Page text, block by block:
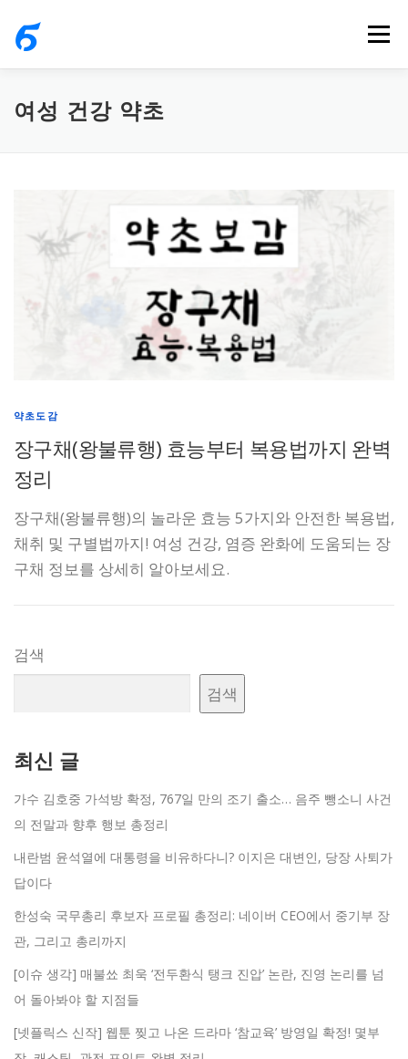
메뉴
여성 건강 약초
약초도감
장구채(왕불류행) 효능부터 복용법까지 완벽
정리
장구채(왕불류행)의 놀라운 효능 5가지와 안전한 복용법,
채취 및 구별법까지! 여성 건강, 염증 완화에 도움되는 장
구채 정보를 상세히 알아보세요.
검색
검색
최신 글
가수 김호중 가석방 확정, 767일 만의 조기 출소… 음주 뺑소니 사건
의 전말과 향후 행보 총정리
내란범 윤석열에 대통령을 비유하다니? 이지은 대변인, 당장 사퇴가
답이다
한성숙 국무총리 후보자 프로필 총정리: 네이버 CEO에서 중기부 장
관, 그리고 총리까지
[이슈 생각] 매불쑈 최욱 ‘전두환식 탱크 진압’ 논란, 진영 논리를 넘
어 돌아봐야 할 지점들
[넷플릭스 신작] 웹툰 찢고 나온 드라마 ‘참교육’ 방영일 확정! 몇부